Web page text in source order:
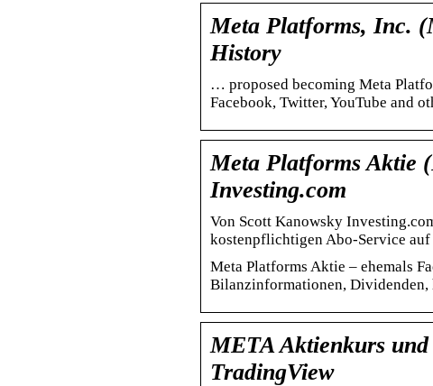
Meta Platforms, Inc.
History
… proposed becoming Meta
Facebook, Twitter, YouTube and
Meta Platforms Aktie
Investing.com
Von Scott Kanowsky
kostenpflichtigen Abo-Service
Meta Platforms Aktie – ehemals
Bilanzinformationen, Dividenden,
META Aktienkurs
TradingView